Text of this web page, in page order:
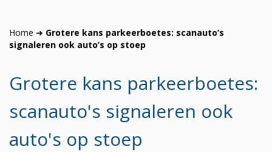
Home ➜ Grotere kans parkeerboetes: scanauto’s
signaleren ook auto’s op stoep
Grotere kans parkeerboetes:
scanauto's signaleren ook
auto's op stoep